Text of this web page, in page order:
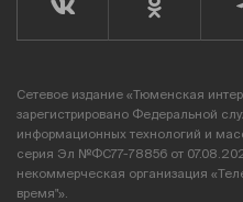
Сетевое издание «Тюменская
зарегистрировано Федеральной
информационных технологий и
серия Эл №ФС77-78856 от
некоммерческая организация
время"».